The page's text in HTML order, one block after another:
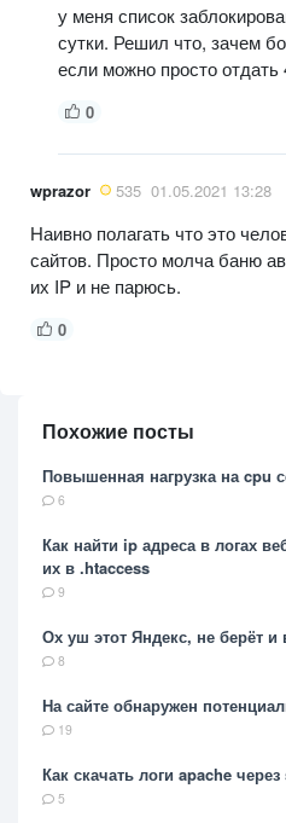
у меня список
сутки. Решил что, зачем
если можно просто отдать
0
wprazor 535 01.05.2021 13:28
Наивно полагать что это
сайтов. Просто молча баню
их IP и не парюсь.
0
Похожие посты
Повышенная нагрузка на cpu
6
Как найти ip адреса в логах
их в .htaccess
9
Ох уш этот Яндекс, не берёт и
8
На сайте обнаружен
19
Как скачать логи apache через
5